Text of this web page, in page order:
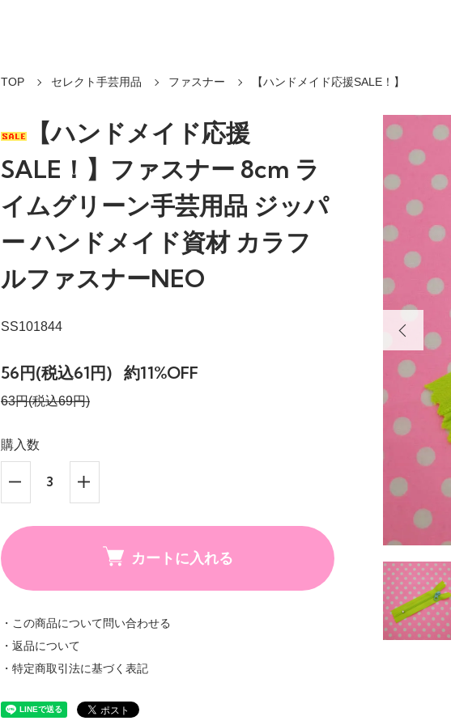
TOP セレクト手芸用品 ファスナー 【ハンドメイド応援SALE！】
【ハンドメイド応援
SALE！】ファスナー 8cm ラ
イムグリーン手芸用品 ジッパ
ー ハンドメイド資材 カラフ
ルファスナーNEO
SS101844
56円(税込61円) 約11%OFF
63円(税込69円)
購入数
カートに入れる
・この商品について問い合わせる
・返品について
・特定商取引法に基づく表記